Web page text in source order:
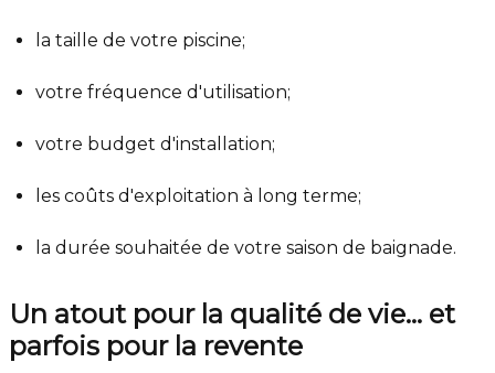
la taille de votre piscine;
votre fréquence d'utilisation;
votre budget d'installation;
les coûts d'exploitation à long terme;
la durée souhaitée de votre saison de baignade.
Un atout pour la qualité de vie… et
parfois pour la revente